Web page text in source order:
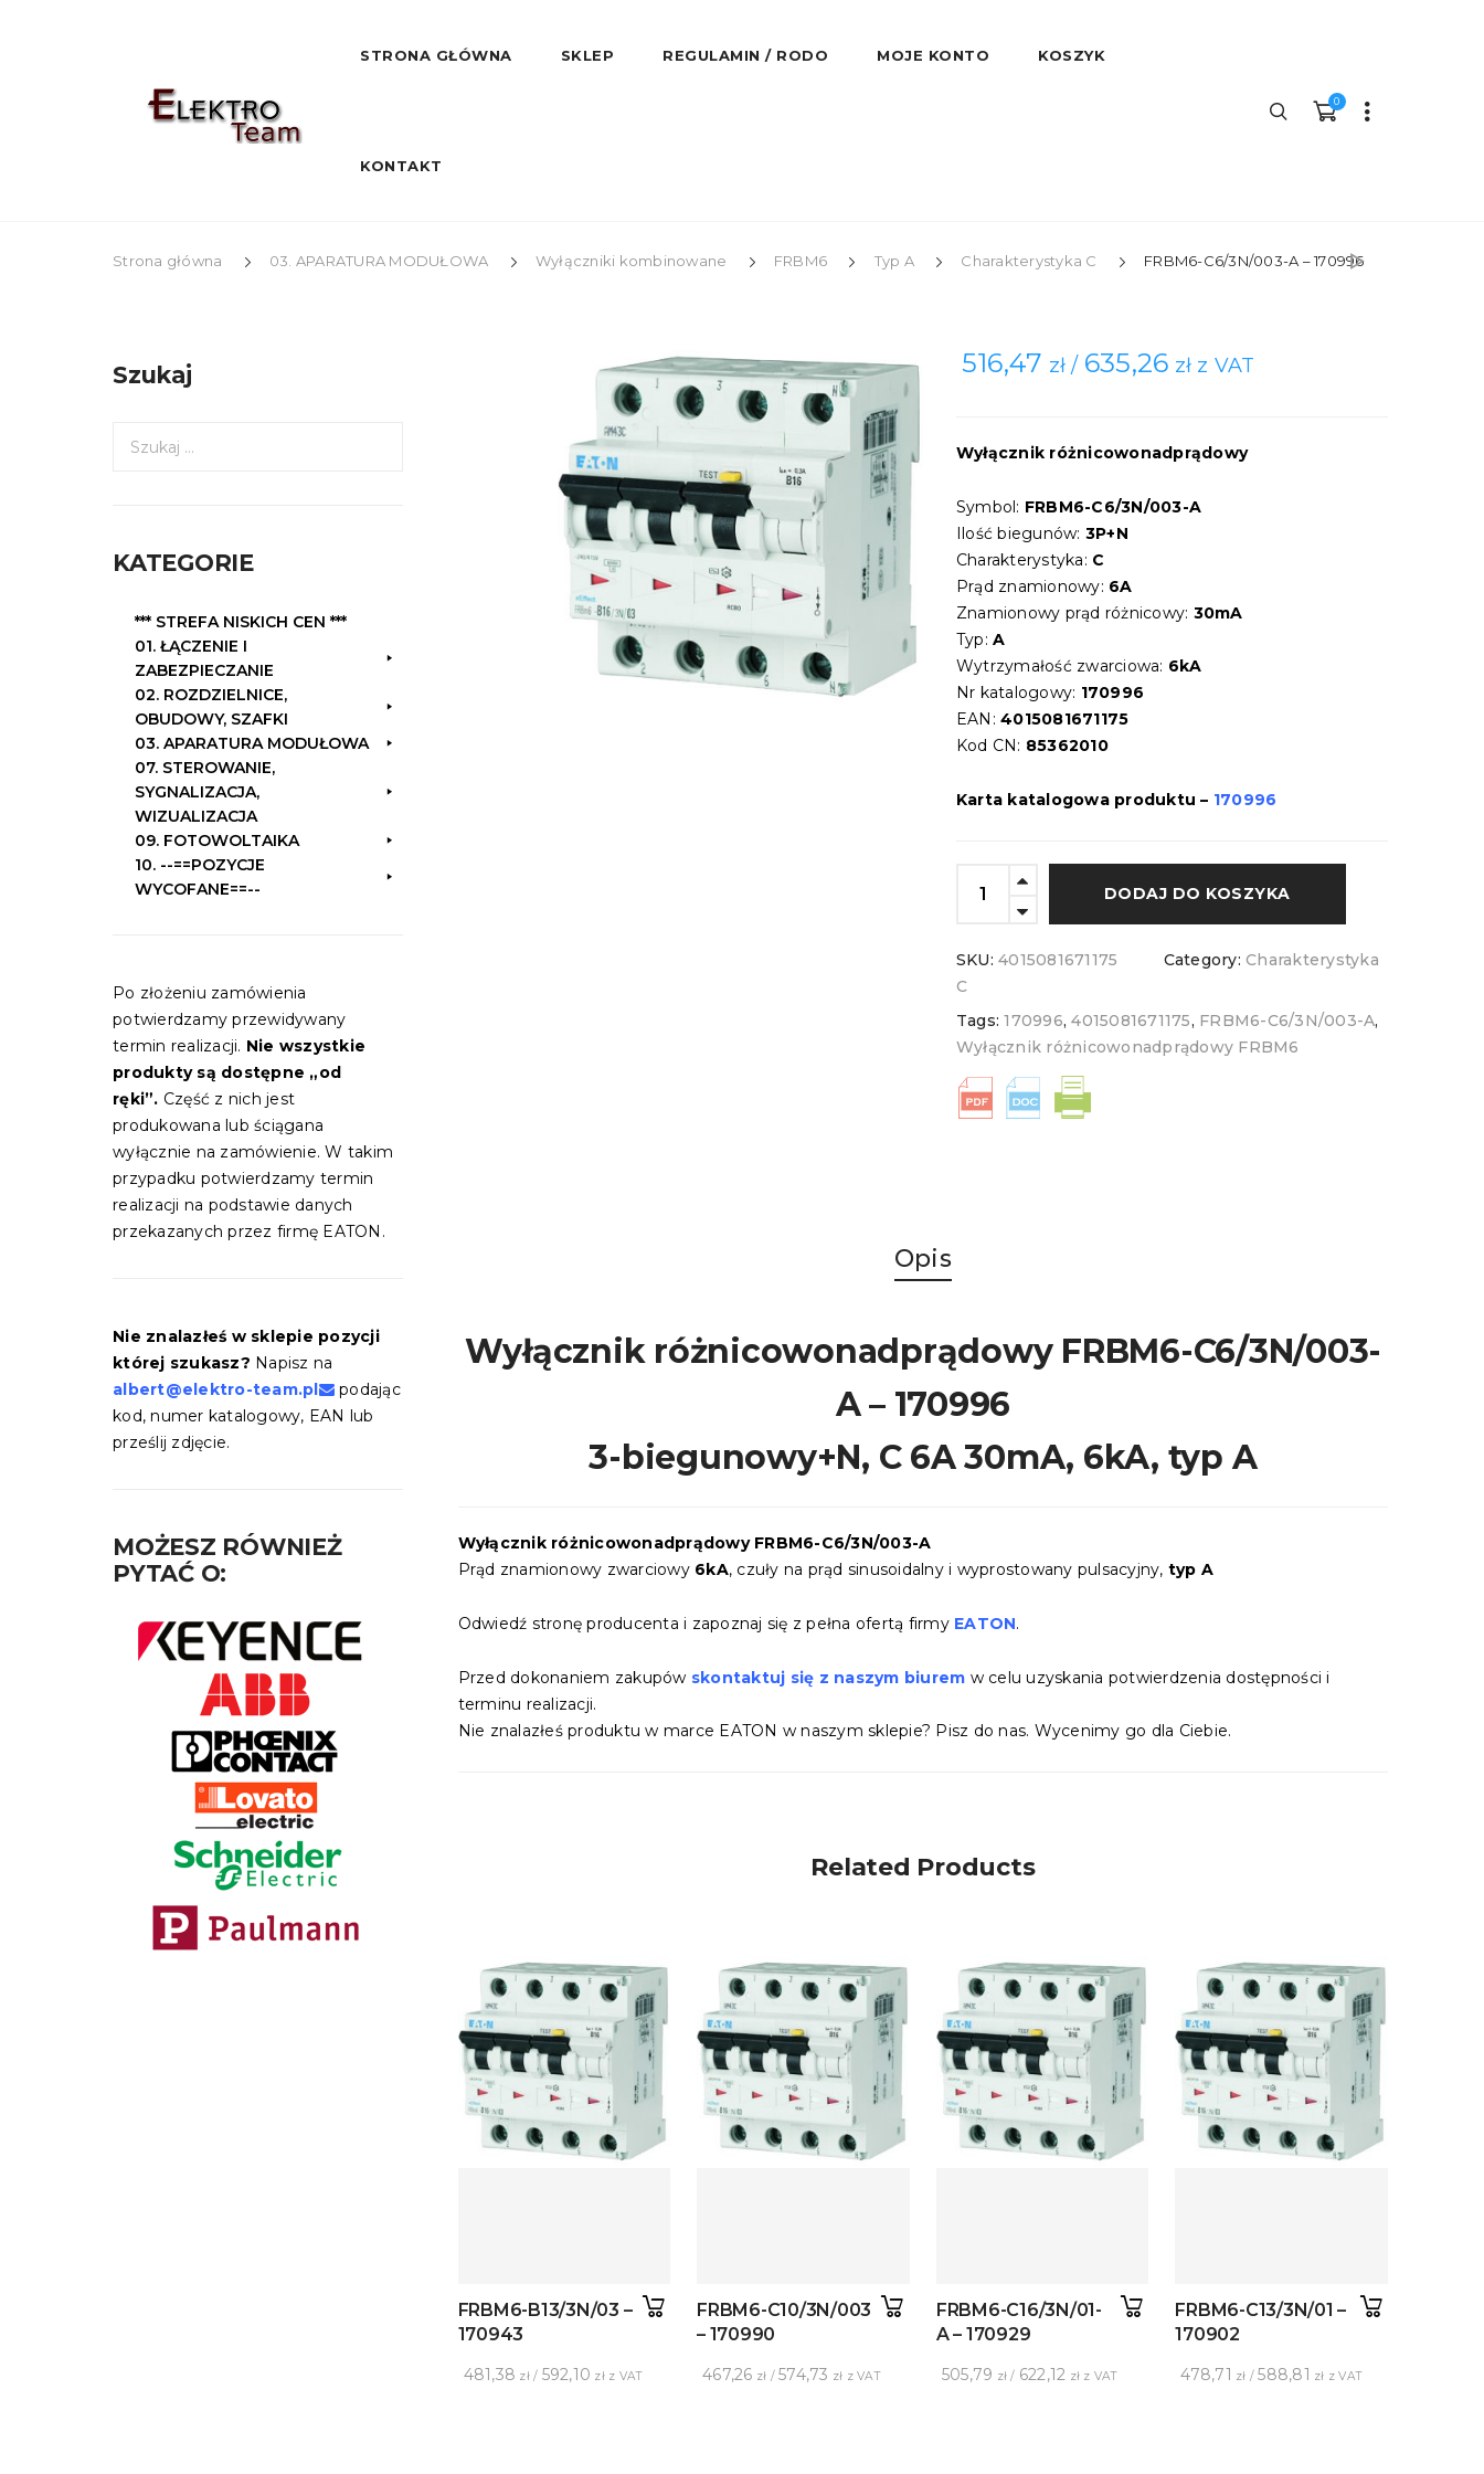
STRONA GŁÓWNA SKLEP REGULAMIN / RODO MOJE KONTO KOSZYK
KONTAKT
0
Strona główna 03. APARATURA MODUŁOWA Wyłączniki kombinowane FRBM6 Typ A Charakterystyka C FRBM6-C6/3N/003-A – 170996
Szukaj
jKATEGORIE
*** STREFA NISKICH CEN ***
01. ŁĄCZENIE I
ZABEZPIECZANIE
02. ROZDZIELNICE,
OBUDOWY, SZAFKI
03. APARATURA MODUŁOWA
07. STEROWANIE,
SYGNALIZACJA,
WIZUALIZACJA
09. FOTOWOLTAIKA
10. --==POZYCJE
WYCOFANE==--
Po złożeniu zamówienia
potwierdzamy przewidywany
termin realizacji. Nie wszystkie
produkty są dostępne „od
ręki”. Część z nich jest
produkowana lub ściągana
wyłącznie na zamówienie. W takim
przypadku potwierdzamy termin
realizacji na podstawie danych
przekazanych przez firmę EATON.
Nie znalazłeś w sklepie pozycji
której szukasz? Napisz na
albert@elektro-team.pl
podając
kod, numer katalogowy, EAN lub
prześlij zdjęcie.
MOŻESZ RÓWNIEŻ
PYTAĆ O:
516,47 zł / 635,26 zł z VAT
Wyłącznik różnicowonadprądowy
Symbol: FRBM6-C6/3N/003-A
Ilość biegunów: 3P+N
Charakterystyka: C
Prąd znamionowy: 6A
Znamionowy prąd różnicowy: 30mA
Typ: A
Wytrzymałość zwarciowa: 6kA
Nr katalogowy: 170996
EAN: 4015081671175
Kod CN: 85362010
Karta katalogowa produktu – 170996
DODAJ DO KOSZYKA
SKU: 4015081671175 Category: Charakterystyka
C
Tags:170996,4015081671175, FRBM6-C6/3N/003-A,
Wyłącznik różnicowonadprądowy FRBM6
Opis
Wyłącznik różnicowonadprądowy FRBM6-C6/3N/003-
A – 170996
3-biegunowy+N, C 6A 30mA, 6kA, typ A
Wyłącznik różnicowonadprądowy FRBM6-C6/3N/003-A
Prąd znamionowy zwarciowy 6kA, czuły na prąd sinusoidalny i wyprostowany pulsacyjny, typ A
Odwiedź stronę producenta i zapoznaj się z pełna ofertą firmy EATON.
Przed dokonaniem zakupów skontaktuj się z naszym biurem w celu uzyskania potwierdzenia dostępności i
terminu realizacji.
Nie znalazłeś produktu w marce EATON w naszym sklepie? Pisz do nas. Wycenimy go dla Ciebie.
Related Products
FRBM6-B13/3N/03 –
170943
481,38 zł / 592,10 zł z VAT
FRBM6-C10/3N/003
– 170990
467,26 zł /574,73 zł z VAT
FRBM6-C16/3N/01-
A – 170929
505,79 zł / 622,12 zł z VAT
FRBM6-C13/3N/01 –
170902
478,71 zł /588,81 zł z VAT